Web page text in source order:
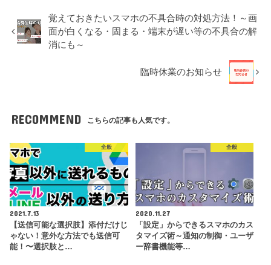
覚えておきたいスマホの不具合時の対処方法！～画
面が白くなる・固まる・端末が遅い等の不具合の解
消にも～
臨時休業のお知らせ
RECOMMEND こちらの記事も人気です。
全般
2021.7.13
【送信可能な選択肢】添付だけじ
ゃない！意外な方法でも送信可
能！〜選択肢と…
全般
2020.11.27
「設定」からできるスマホのカス
タマイズ術～通知の制御・ユーザ
ー辞書機能等…